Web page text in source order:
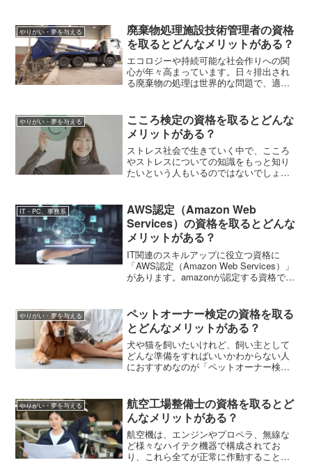
組検定の1級～4級までのレベル分け、受
験特典と合格者特典などを紹介します。
やりがい・夢を与える
廃棄物処理施設技術管理者の資格
を取るとどんなメリットがある？
エコロジーや持続可能な社会作りへの関
心が年々高まっています。日々排出され
る廃棄物の処理は世界的な問題で、適切
専門的な知識を持った廃棄物処理施設技
術管理者がいるからです。この記事で
は、資格取得の要件や受験費用などを説
明します。
やりがい・夢を与える
こころ検定の資格を取るとどんな
メリットがある？
ストレス社会で生きていく中で、こころ
やストレスについての知識をもっと知り
たいという人もいるのではないでしょう
士・メンタルケア心理専門士との関連性
などを解説します。
IT・PC、事務系
AWS認定（Amazon Web
Services）の資格を取るとどんな
メリットがある？
IT関連のスキルアップに役立つ資格に
「AWS認定（Amazon Web Services）」
があります。amazonが認定する資格であ
FOUNDATIONAL・ASSOCIATE・
PROFESSIONAL・SPECIALTYの違い、
受験料などを解説します。
やりがい・夢を与える
ペットオーナー検定の資格を取る
とどんなメリットがある？
犬や猫を飼いたいけれど、飼い主として
どんな準備をすればいいかわからない人
におすすめなのが「ペットオーナー検
う。
やりがい・夢を与える
航空工場整備士の資格を取るとど
んなメリットがある？
航空機は、エンジンやプロペラ、無線な
ど様々なハイテク機器で構成されてお
り、これら全てが正常に作動することで